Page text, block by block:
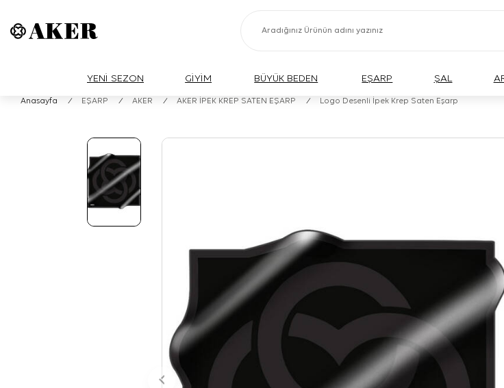
YENİ SEZON GİYİM BÜYÜK BEDEN EŞARP ŞAL
Anasayfa / EŞARP / AKER / AKER İPEK KREP SATEN EŞARP / Logo Desenli İpek Krep Saten Eşarp